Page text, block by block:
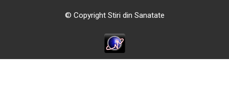
© Copyright Stiri din Sanatate